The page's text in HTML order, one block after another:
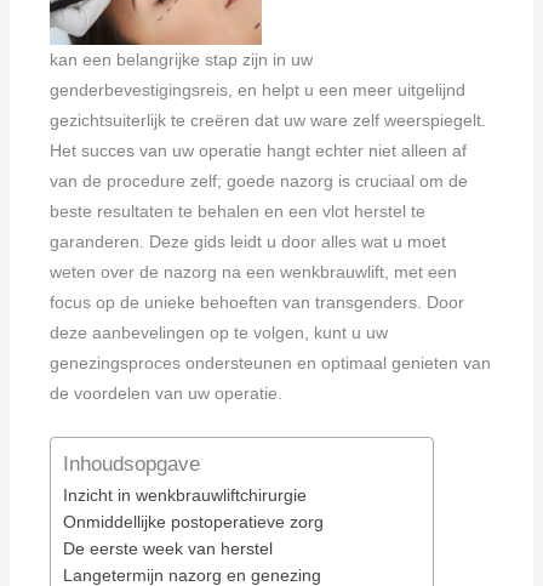
kan een belangrijke stap zijn in uw
genderbevestigingsreis, en helpt u een meer uitgelijnd
gezichtsuiterlijk te creëren dat uw ware zelf weerspiegelt.
Het succes van uw operatie hangt echter niet alleen af
van de procedure zelf; goede nazorg is cruciaal om de
beste resultaten te behalen en een vlot herstel te
garanderen. Deze gids leidt u door alles wat u moet
weten over de nazorg na een wenkbrauwlift, met een
focus op de unieke behoeften van transgenders. Door
deze aanbevelingen op te volgen, kunt u uw
genezingsproces ondersteunen en optimaal genieten van
de voordelen van uw operatie.
Inhoudsopgave
Inzicht in wenkbrauwliftchirurgie
Onmiddellijke postoperatieve zorg
De eerste week van herstel
Langetermijn nazorg en genezing